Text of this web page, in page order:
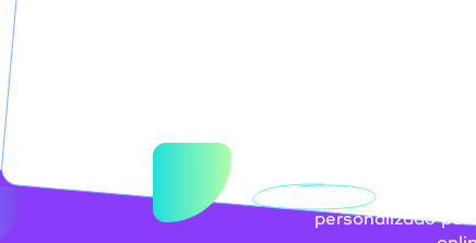
Tenha seu
personalizado